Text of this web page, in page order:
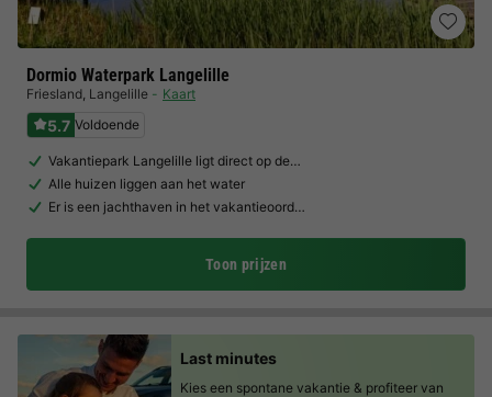
Dormio Waterpark Langelille
Friesland, Langelille Kaart
5.7 Voldoende
Vakantiepark Langelille ligt direct op de…
Alle huizen liggen aan het water
Er is een jachthaven in het vakantieoord…
Toon prijzen
Last minutes
Kies een spontane vakantie & profiteer van